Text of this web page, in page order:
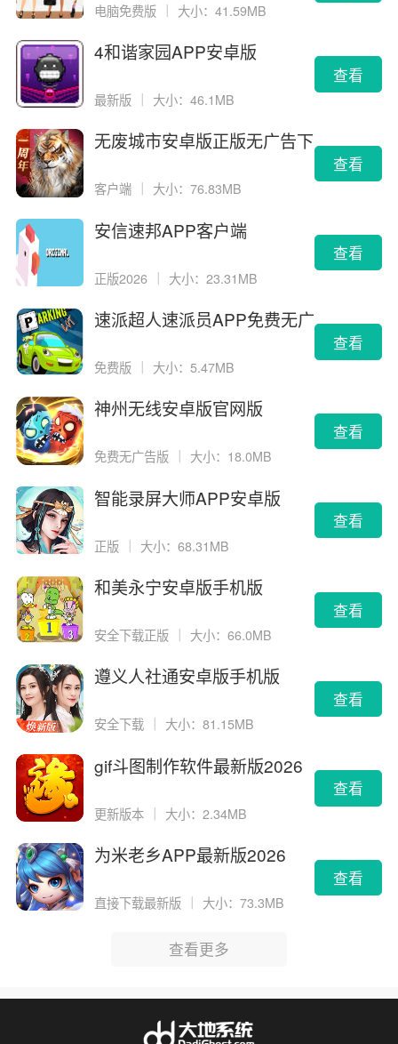
电脑免费版 ｜ 大小：41.59MB
4和谐家园APP安卓版
最新版 大小：46.1MB
查看
无废城市安卓版正版无广告下
客户端 大小：76.83MB
查看
安信速邦APP客户端
正版2026 ｜ 大小：23.31MB
查看
速派超人速派员APP免费无广
免费版 大小：5.47MB
查看
神州无线安卓版官网版
免费无广告版 大小：18.0MB
查看
智能录屏大师APP安卓版
正版 ｜ 大小：68.31MB
查看
和美永宁安卓版手机版
安全下载正版 大小：66.0MB
查看
遵义人社通安卓版手机版
安全下载 大小：81.15MB
查看
gif斗图制作软件最新版2026
更新版本 ｜ 大小：2.34MB
查看
为米老乡APP最新版2026
直接下载最新版 大小：73.3MB
查看
查看更多